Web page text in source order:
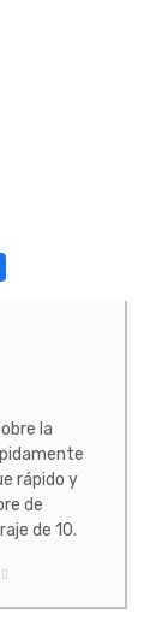
la
rápido y
de
de 10.